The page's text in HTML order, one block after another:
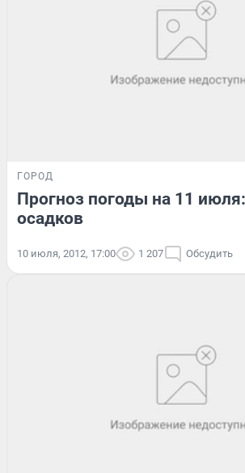
ГОРОД
Прогноз погоды на 11
осадков
10 июля, 2012, 17:00 1 207 Обсудить